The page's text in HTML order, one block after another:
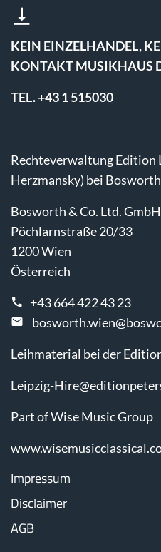
KEIN EINZELHANDEL,
KONTAKT MUSIKHAUS
TEL. +43 1 515030
Rechteverwaltung Edition
Herzmansky) bei
Bosworth & Co. Ltd. GmbH
Pöchlarnstraße 20/33
1200 Wien
Österreich
+43 664 422 43 23
Leihmaterial bei der
Leipzig-
Part of Wise Music Group
Impressum
Disclaimer
AGB